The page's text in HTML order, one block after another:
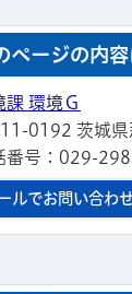
ページの内
課 環境Ｇ
0192 茨城
番号：029-
ルでお問い合わ